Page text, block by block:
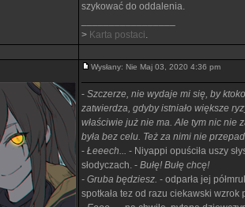
szykować do oddalenia.
> Karta postaci.
Wysłany: Nie Maj 03, 2020 4:36 pm
- Szczerze, nie wydaje mi się, by
zatwierdza, gdyby istniało większe
właściwie już nie ma. Ale tym nic nie
była bez celu. Też za nimi nie
- Łeeech... - Niyappi opuściła uszy
słodyczach. - Bułę! Bułę chcę!
- Gruba będziesz. - odparła jej
spotkała tez od razu ciekawski wzrok